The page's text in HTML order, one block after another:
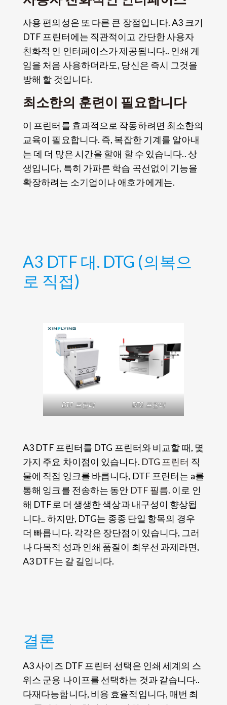
사용 편의성은 또 다른 큰 장점입니다. A3 크기
DTF 프린터에는 직관적이고 간단한 사용자
친화적 인 인터페이스가 제공됩니다.. 인쇄 게
임을 처음 사용하더라도, 당신은 즉시 그것을
방해 할 것입니다.
최소한의 훈련이 필요합니다
이 프린터를 효과적으로 작동하려면 최소한의
교육이 필요합니다. 즉, 복잡한 기계를 알아내
는 데 더 많은 시간을 할애 할 수 있습니다.. 상
생입니다, 특히 가파른 학습 곡선없이 기능을
확장하려는 소기업이나 애호가에게는.
A3 DTF 대. DTG (의복으
로 직접)
DTF 프린터 DTG 프린터
A3 DTF 프린터를 DTG 프린터와 비교할 때, 몇
가지 주요 차이점이 있습니다. DTG 프린터 직
물에 직접 잉크를 바릅니다, DTF 프린터는 a를
통해 잉크를 전송하는 동안 DTF 필름. 이로 인
해 DTF로 더 생생한 색상과 내구성이 향상됩
니다.. 하지만, DTG는 종종 단일 항목의 경우
더 빠릅니다. 각각은 장단점이 있습니다, 그러
나 다목적 성과 인쇄 품질이 최우선 과제라면,
A3 DTF는 갈 길입니다.
결론
A3 사이즈 DTF 프린터 선택은 인쇄 세계의 스
위스 군용 나이프를 선택하는 것과 같습니다..
다재다능합니다, 비용 효율적입니다, 매번 최